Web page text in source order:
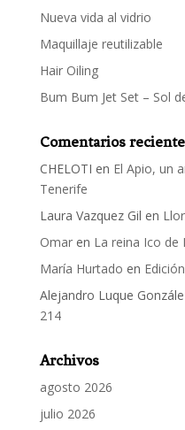
Nueva vida al vidrio
Maquillaje reutilizable
Hair Oiling
Bum Bum Jet Set – Sol
Comentarios
CHELOTI en El Apio, un
Tenerife
Laura Vazquez Gil en
Omaren La reina Ico de
María Hurtado en
Alejandro Luque
214
Archivos
agosto 2026
julio 2026